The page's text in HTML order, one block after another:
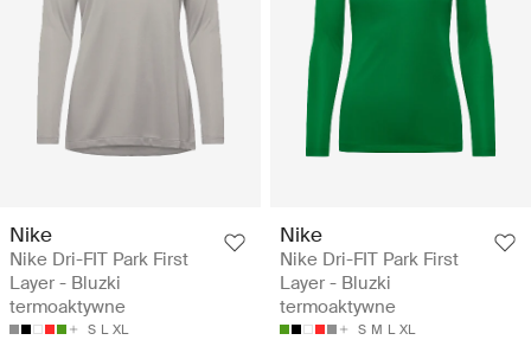
Nike
Nike Dri-FIT Park First
Layer - Bluzki
termoaktywne
S L XL
Nike
Nike Dri-FIT Park First
Layer - Bluzki
termoaktywne
S M L XL